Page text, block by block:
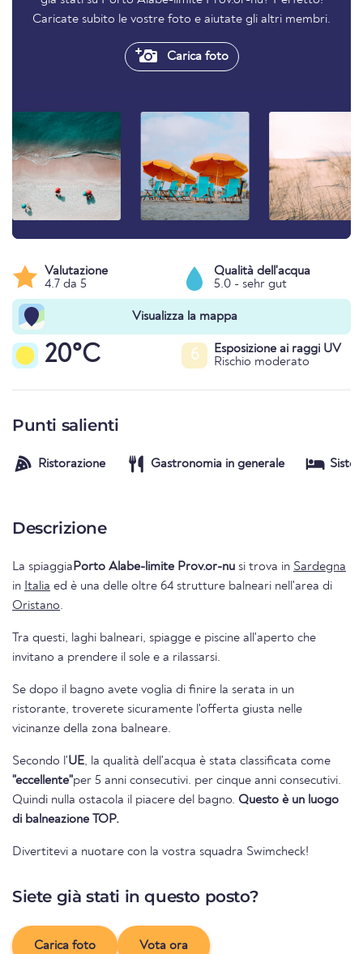
Caricate subito le vostre foto e aiutate gli altri membri.
Carica foto
Valutazione
4.7 da 5
Qualità dell'acqua
5.0 - sehr gut
Visualizza la mappa
20°C 6
Esposizione ai raggi UV
Rischio moderato
Punti salienti
Ristorazione Gastronomia in generale
Descrizione
La spiaggiaPorto Alabe-limite Prov.or-nu si trova in Sardegna
in Italia ed è una delle oltre 64 strutture balneari nell'area di
Oristano.
Tra questi, laghi balneari, spiagge e piscine all'aperto che
invitano a prendere il sole e a rilassarsi.
Se dopo il bagno avete voglia di finire la serata in un
ristorante, troverete sicuramente l'offerta giusta nelle
vicinanze della zona balneare.
Secondo l'UE, la qualità dell'acqua è stata classificata come
"eccellente"per 5 anni consecutivi. per cinque anni consecutivi.
Quindi nulla ostacola il piacere del bagno. Questo è un luogo
di balneazione TOP.
Divertitevi a nuotare con la vostra squadra Swimcheck!
Siete già stati in questo posto?
Carica foto Vota ora